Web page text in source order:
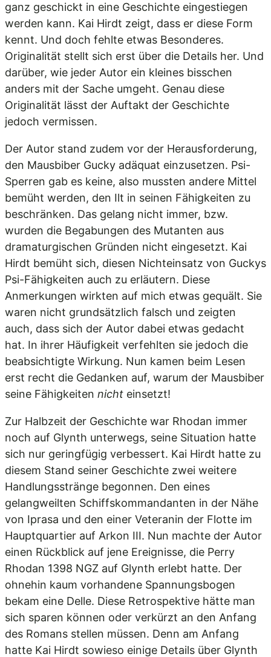
ganz geschickt in eine Geschichte eingestiegen
werden kann. Kai Hirdt zeigt, dass er diese Form
kennt. Und doch fehlte etwas Besonderes.
Originalität stellt sich erst über die Details her. Und
darüber, wie jeder Autor ein kleines bisschen
anders mit der Sache umgeht. Genau diese
Originalität lässt der Auftakt der Geschichte
jedoch vermissen.
Der Autor stand zudem vor der Herausforderung,
den Mausbiber Gucky adäquat einzusetzen. Psi-
Sperren gab es keine, also mussten andere Mittel
bemüht werden, den Ilt in seinen Fähigkeiten zu
beschränken. Das gelang nicht immer, bzw.
wurden die Begabungen des Mutanten aus
dramaturgischen Gründen nicht eingesetzt. Kai
Hirdt bemüht sich, diesen Nichteinsatz von Guckys
Psi-Fähigkeiten auch zu erläutern. Diese
Anmerkungen wirkten auf mich etwas gequält. Sie
waren nicht grundsätzlich falsch und zeigten
auch, dass sich der Autor dabei etwas gedacht
hat. In ihrer Häufigkeit verfehlten sie jedoch die
beabsichtigte Wirkung. Nun kamen beim Lesen
erst recht die Gedanken auf, warum der Mausbiber
seine Fähigkeiten nicht einsetzt!
Zur Halbzeit der Geschichte war Rhodan immer
noch auf Glynth unterwegs, seine Situation hatte
sich nur geringfügig verbessert. Kai Hirdt hatte zu
diesem Stand seiner Geschichte zwei weitere
Handlungsstränge begonnen. Den eines
gelangweilten Schiffskommandanten in der Nähe
von Iprasa und den einer Veteranin der Flotte im
Hauptquartier auf Arkon III. Nun machte der Autor
einen Rückblick auf jene Ereignisse, die Perry
Rhodan 1398 NGZ auf Glynth erlebt hatte. Der
ohnehin kaum vorhandene Spannungsbogen
bekam eine Delle. Diese Retrospektive hätte man
sich sparen können oder verkürzt an den Anfang
des Romans stellen müssen. Denn am Anfang
hatte Kai Hirdt sowieso einige Details über Glynth